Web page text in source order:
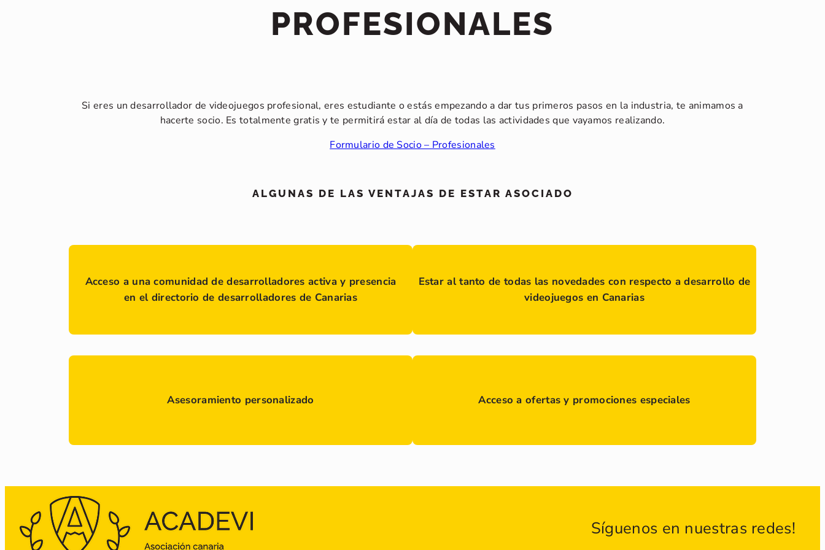
PROFESIONALES
Si eres un desarrollador de videojuegos profesional, eres estudiante o estás empezando a dar tus primeros pasos en la industria, te animamos a
hacerte socio. Es totalmente gratis y te permitirá estar al día de todas las actividades que vayamos realizando.
Formulario de Socio – Profesionales
ALGUNAS DE LAS VENTAJAS DE ESTAR ASOCIADO
Acceso a una comunidad de desarrolladores activa y presencia
en el directorio de desarrolladores de Canarias
Estar al tanto de todas las novedades con respecto a desarrollo de
videojuegos en Canarias
Asesoramiento personalizado Acceso a ofertas y promociones especiales
Síguenos en nuestras redes!